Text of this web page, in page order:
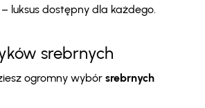
– luksus dostępny dla każdego.
srebrnych
ogromny wybór srebrnych